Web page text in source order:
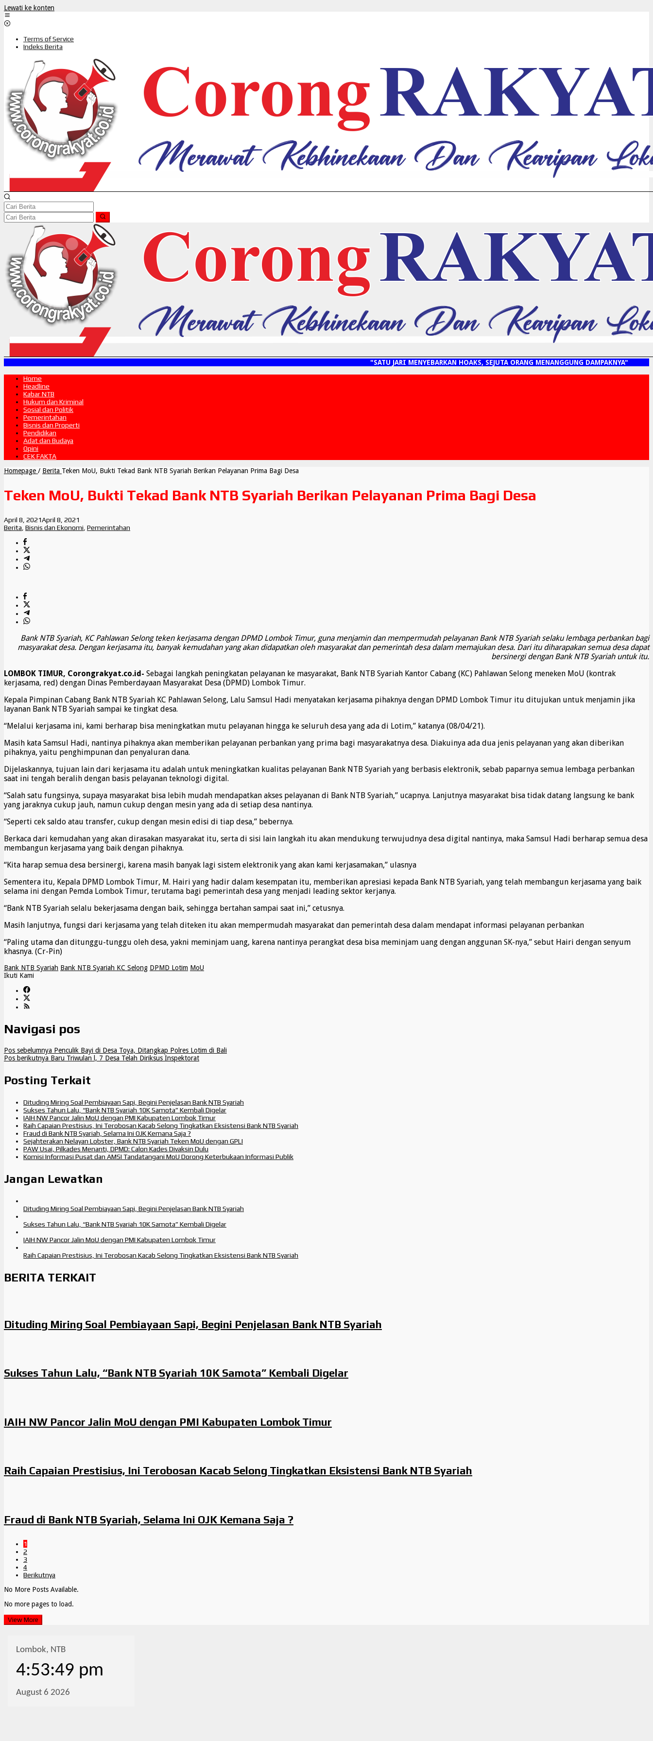
Lewati ke konten
Terms of Service
Indeks Berita
"SATU JARI MENYEBARKAN HOAKS, SEJUTA ORANG MENANGGUNG DAMPAKNYA"
Home
Headline
Kabar NTB
Hukum dan Kriminal
Sosial dan Politik
Pemerintahan
Bisnis dan Properti
Pendidikan
Adat dan Budaya
Opini
CEK FAKTA
Homepage / Berita Teken MoU, Bukti Tekad Bank NTB Syariah Berikan Pelayanan Prima Bagi Desa
Teken MoU, Bukti Tekad Bank NTB Syariah Berikan Pelayanan Prima Bagi Desa
April 8, 2021April 8, 2021
Berita Bisnis dan Ekonomi Pemerintahan
Bank NTB Syariah, KC Pahlawan Selong teken kerjasama dengan DPMD Lombok Timur, guna menjamin dan mempermudah pelayanan Bank NTB Syariah selaku lembaga perbankan bagi
masyarakat desa. Dengan kerjasama itu, banyak kemudahan yang akan didapatkan oleh masyarakat dan pemerintah desa dalam memajukan desa. Dari itu diharapakan semua desa dapat
bersinergi dengan Bank NTB Syariah untuk itu.
LOMBOK TIMUR, Corongrakyat.co.id- Sebagai langkah peningkatan pelayanan ke masyarakat, Bank NTB Syariah Kantor Cabang (KC) Pahlawan Selong meneken MoU (kontrak
kerjasama, red) dengan Dinas Pemberdayaan Masyarakat Desa (DPMD) Lombok Timur.
Kepala Pimpinan Cabang Bank NTB Syariah KC Pahlawan Selong, Lalu Samsul Hadi menyatakan kerjasama pihaknya dengan DPMD Lombok Timur itu ditujukan untuk menjamin jika
layanan Bank NTB Syariah sampai ke tingkat desa.
“Melalui kerjasama ini, kami berharap bisa meningkatkan mutu pelayanan hingga ke seluruh desa yang ada di Lotim,” katanya (08/04/21).
Masih kata Samsul Hadi, nantinya pihaknya akan memberikan pelayanan perbankan yang prima bagi masyarakatnya desa. Diakuinya ada dua jenis pelayanan yang akan diberikan
pihaknya, yaitu penghimpunan dan penyaluran dana.
Dijelaskannya, tujuan lain dari kerjasama itu adalah untuk meningkatkan kualitas pelayanan Bank NTB Syariah yang berbasis elektronik, sebab paparnya semua lembaga perbankan
saat ini tengah beralih dengan basis pelayanan teknologi digital.
“Salah satu fungsinya, supaya masyarakat bisa lebih mudah mendapatkan akses pelayanan di Bank NTB Syariah,” ucapnya. Lanjutnya masyarakat bisa tidak datang langsung ke bank
yang jaraknya cukup jauh, namun cukup dengan mesin yang ada di setiap desa nantinya.
“Seperti cek saldo atau transfer, cukup dengan mesin edisi di tiap desa,” bebernya.
Berkaca dari kemudahan yang akan dirasakan masyarakat itu, serta di sisi lain langkah itu akan mendukung terwujudnya desa digital nantinya, maka Samsul Hadi berharap semua desa
membangun kerjasama yang baik dengan pihaknya.
“Kita harap semua desa bersinergi, karena masih banyak lagi sistem elektronik yang akan kami kerjasamakan,” ulasnya
Sementera itu, Kepala DPMD Lombok Timur, M. Hairi yang hadir dalam kesempatan itu, memberikan apresiasi kepada Bank NTB Syariah, yang telah membangun kerjasama yang baik
selama ini dengan Pemda Lombok Timur, terutama bagi pemerintah desa yang menjadi leading sektor kerjanya.
“Bank NTB Syariah selalu bekerjasama dengan baik, sehingga bertahan sampai saat ini,” cetusnya.
Masih lanjutnya, fungsi dari kerjasama yang telah diteken itu akan mempermudah masyarakat dan pemerintah desa dalam mendapat informasi pelayanan perbankan
“Paling utama dan ditunggu-tunggu oleh desa, yakni meminjam uang, karena nantinya perangkat desa bisa meminjam uang dengan anggunan SK-nya,” sebut Hairi dengan senyum
khasnya. (Cr-Pin)
Bank NTB Syariah Bank NTB Syariah KC Selong DPMD Lotim MoU
Ikuti Kami
Navigasi pos
Pos sebelumnya Penculik Bayi di Desa Toya, Ditangkap Polres Lotim di Bali
Pos berikutnya Baru Triwulan l, 7 Desa Telah Diriksus Inspektorat
Posting Terkait
Dituding Miring Soal Pembiayaan Sapi, Begini Penjelasan Bank NTB Syariah
Sukses Tahun Lalu, “Bank NTB Syariah 10K Samota” Kembali Digelar
IAIH NW Pancor Jalin MoU dengan PMI Kabupaten Lombok Timur
Raih Capaian Prestisius, Ini Terobosan Kacab Selong Tingkatkan Eksistensi Bank NTB Syariah
Fraud di Bank NTB Syariah, Selama Ini OJK Kemana Saja ?
Sejahterakan Nelayan Lobster, Bank NTB Syariah Teken MoU dengan GPLI
PAW Usai, Pilkades Menanti, DPMD: Calon Kades Divaksin Dulu
Komisi Informasi Pusat dan AMSI Tandatangani MoU Dorong Keterbukaan Informasi Publik
Jangan Lewatkan
Dituding Miring Soal Pembiayaan Sapi, Begini Penjelasan Bank NTB Syariah
Sukses Tahun Lalu, “Bank NTB Syariah 10K Samota” Kembali Digelar
IAIH NW Pancor Jalin MoU dengan PMI Kabupaten Lombok Timur
Raih Capaian Prestisius, Ini Terobosan Kacab Selong Tingkatkan Eksistensi Bank NTB Syariah
BERITA TERKAIT
Dituding Miring Soal Pembiayaan Sapi, Begini Penjelasan Bank NTB Syariah
Sukses Tahun Lalu, “Bank NTB Syariah 10K Samota” Kembali Digelar
IAIH NW Pancor Jalin MoU dengan PMI Kabupaten Lombok Timur
Raih Capaian Prestisius, Ini Terobosan Kacab Selong Tingkatkan Eksistensi Bank NTB Syariah
Fraud di Bank NTB Syariah, Selama Ini OJK Kemana Saja ?
1
2
3
4
Berikutnya
No More Posts Available.
No more pages to load.
View More